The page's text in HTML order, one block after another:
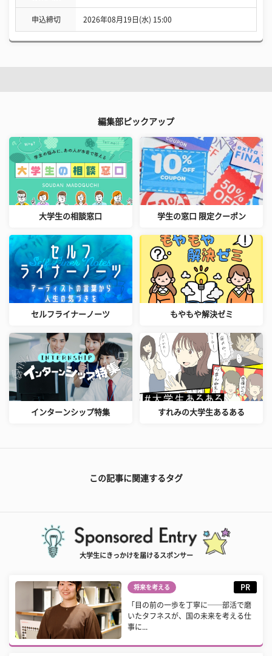
申込締切 2026年08月19日(水) 15:00
編集部ピックアップ
大学生の相談窓口 学生の窓口 限定クーポン
セルフライナーノーツ もやもや解決ゼミ
インターンシップ特集 すれみの大学生あるある
この記事に関連するタグ
大学生にきっかけを届けるスポンサー
将来を考える PR
「目の前の一歩を丁寧に──部活で磨
いたタフネスが、国の未来を考える仕
事に...